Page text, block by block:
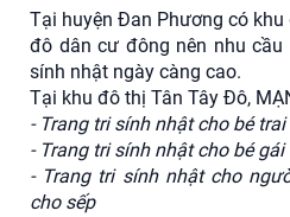
Tại huyện Đan Phương có
đô dân cư đông nên nhu
sính nhật ngày càng cao.
Tại khu đô thị Tân Tây Đô,
- Trang tri sính nhật cho bé trai
- Trang tri sính nhật cho bé gái
- Trang tri sính nhật cho
cho sếp